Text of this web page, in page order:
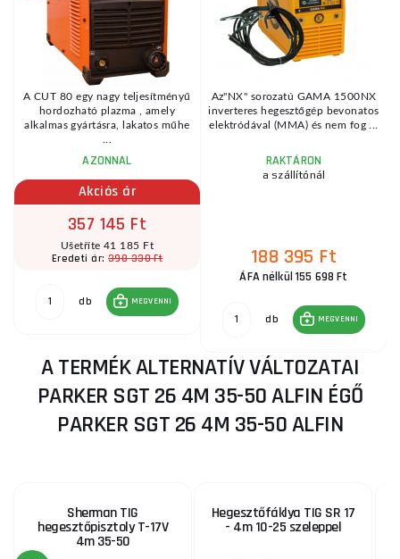
A CUT 80 egy nagy teljesítményű
hordozható plazma , amely
alkalmas gyártásra, lakatos műhe
AZONNAL
Akciós ár
357 145 Ft
Ušetříte 41 185 Ft
Eredeti ár: 398 330 Ft
db MEGVENNI
Az"NX" sorozatú GAMA 1500NX
inverteres hegesztőgép bevonatos
elektródával (MMA) és nem fog ...
RAKTÁRON
a szállítónál
188 395 Ft
ÁFA nélkül 155 698 Ft
db MEGVENNI
A TERMÉK ALTERNATÍV VÁLTOZATAI
PARKER SGT 26 4M 35-50 ALFIN ÉGŐ
PARKER SGT 26 4M 35-50 ALFIN
Sherman TIG
hegesztőpisztoly T-17V
4m 35-50
Hegesztőfáklya TIG SR 17
- 4m 10-25 szeleppel